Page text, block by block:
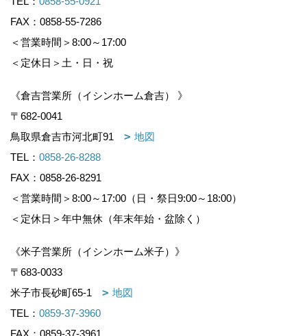
FAX：0858-55-7286
＜営業時間＞8:00～17:00
＜定休日＞土・日・祝
《倉吉営業所（イシンホーム倉吉） 》
〒682-0041
鳥取県倉吉市河北町91
地図
TEL： 0858-26-8288
FAX：0858-26-8291
＜営業時間＞8:00～17:00（日・祭日9:00～18:00）
＜定休日＞年中無休（年末年始・盆除く）
《米子営業所（イシンホーム米子）》
〒683-0033
米子市長砂町65-1
地図
TEL： 0859-37-3960
FAX：0859-37-3961